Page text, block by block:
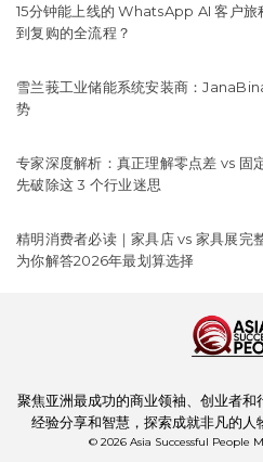
15分钟能上线的 WhatsApp AI 客户旅
到复购的全流程？
雪兰莪工业储能系统安装商：
势
专家深度解析：真正理解零点差 vs 固
先破除这 3 个行业迷思
精明消费者必读｜家具店 vs 家具展
为你解答2026年最划算选择
聚焦亚洲最成功的商业领袖、创业者和
经验分享和智慧，探索成就非凡的人
© 2026 Asia Successful People